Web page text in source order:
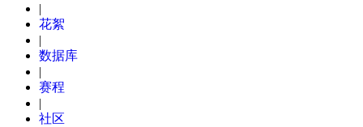
|
花絮
|
数据库
|
赛程
|
社区